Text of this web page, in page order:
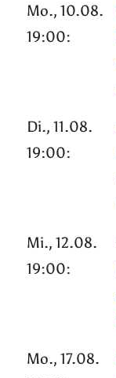
Mo., 10.08.
19:00:
Di., 11.08.
19:00:
Mi., 12.08.
19:00:
Mo., 17.08.